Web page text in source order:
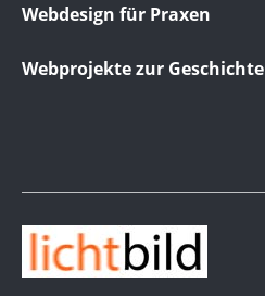
Webdesign für Praxen
Webprojekte zur Geschichte